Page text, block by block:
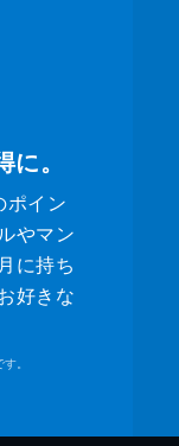
。
ポイン
やマン
に持ち
好きな
。